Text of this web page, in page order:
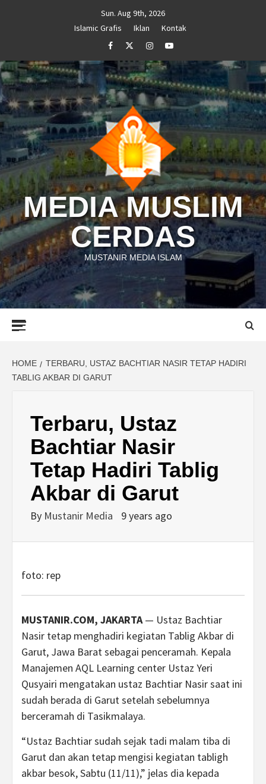
Sun. Aug 9th, 2026
Islamic Grafis
Iklan
Kontak
FacebookTwitterInstagramYoutube
MEDIA MUSLIM
CERDAS
MUSTANIR MEDIA ISLAM
HOME
TERBARU, USTAZ BACHTIAR NASIR TETAP HADIRI
TABLIG AKBAR DI GARUT
Terbaru, Ustaz
Bachtiar Nasir
Tetap Hadiri Tablig
Akbar di Garut
By Mustanir Media 9 years ago
foto: rep
MUSTANIR.COM, JAKARTA— Ustaz Bachtiar
Nasir tetap menghadiri kegiatan Tablig Akbar di
Garut, Jawa Barat sebagai penceramah. Kepala
Manajemen AQL Learning center Ustaz Yeri
Qusyairi mengatakan ustaz Bachtiar Nasir saat ini
sudah berada di Garut setelah sebelumnya
berceramah di Tasikmalaya.
“Ustaz Bachtiar sudah sejak tadi malam tiba di
Garut dan akan tetap mengisi kegiatan tabligh
akbar besok, Sabtu (11/11),” jelas dia kepada